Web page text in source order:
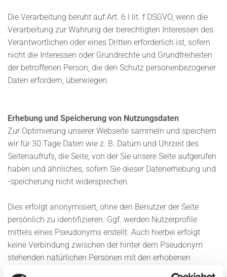
Die Verarbeitung beruht auf Art. 6 I lit. f DSGVO, wenn die
Verarbeitung zur Wahrung der berechtigten Interessen des
Verantwortlichen oder eines Dritten erforderlich ist, sofern
nicht die Interessen oder Grundrechte und Grundfreiheiten
der betroffenen Person, die den Schutz personenbezogener
Daten erfordern, überwiegen.
Erhebung und Speicherung von Nutzungsdaten
Zur Optimierung unserer Webseite sammeln und speichern
wir für 30 Tage Daten wie z. B. Datum und Uhrzeit des
Seitenaufrufs, die Seite, von der Sie unsere Seite aufgerufen
haben und ähnliches, sofern Sie dieser Datenerhebung und
-speicherung nicht widersprechen.
Dies erfolgt anonymisiert, ohne den Benutzer der Seite
persönlich zu identifizieren. Ggf. werden Nutzerprofile
mittels eines Pseudonyms erstellt. Auch hierbei erfolgt
keine Verbindung zwischen der hinter dem Pseudonym
stehenden natürlichen Personen mit den erhobenen